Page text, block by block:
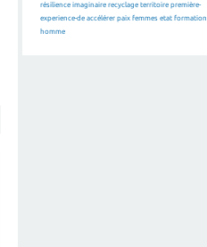
résilience imaginaire recyclage territoire première-
experience-de accélérer paix femmes etat formation
homme